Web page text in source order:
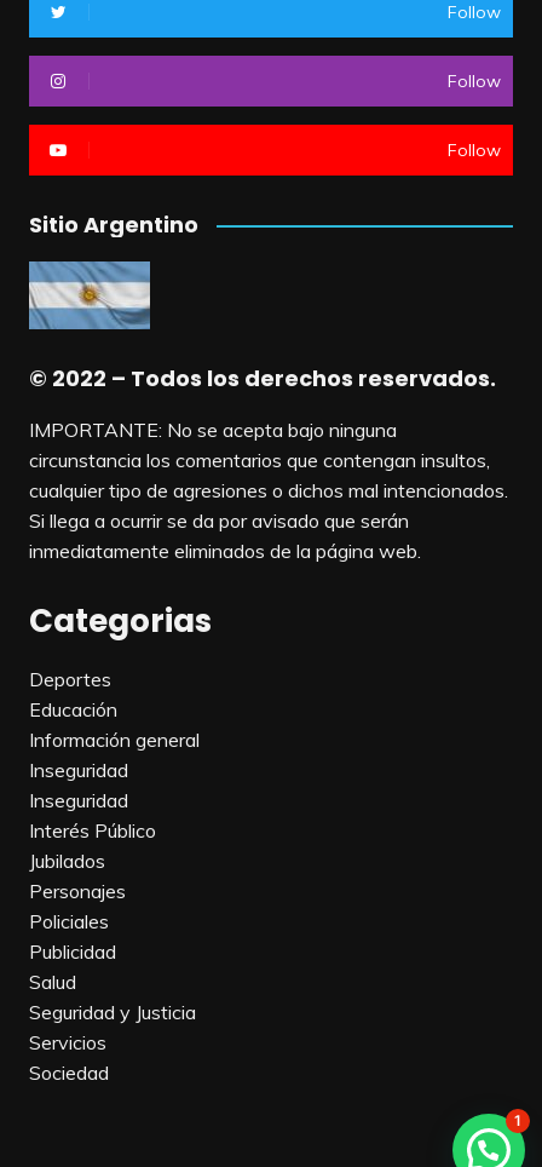
Follow
Follow
Follow
Sitio Argentino
© 2022 – Todos los derechos reservados.
IMPORTANTE: No se acepta bajo ninguna
circunstancia los comentarios que contengan insultos,
cualquier tipo de agresiones o dichos mal intencionados.
Si llega a ocurrir se da por avisado que serán
inmediatamente eliminados de la página web.
Categorias
Deportes
Educación
Información general
Inseguridad
Inseguridad
Interés Público
Jubilados
Personajes
Policiales
Publicidad
Salud
Seguridad y Justicia
Servicios
Sociedad
1